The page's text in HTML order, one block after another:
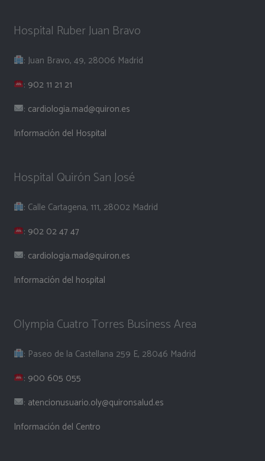
Hospital Ruber Juan Bravo
: Juan Bravo, 49, 28006 Madrid
: 902 11 21 21
: cardiologia.mad@quiron.es
Información del Hospital
Hospital Quirón San José
: Calle Cartagena, 111, 28002 Madrid
: 902 02 47 47
: cardiologia.mad@quiron.es
Información del hospital
Olympia Cuatro Torres Business Area
: Paseo de la Castellana 259 E, 28046 Madrid
: 900 605 055
: atencionusuario.oly@quironsalud.es
Información del Centro